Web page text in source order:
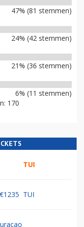
47% (81 stemmen)
24% (42 stemmen)
21% (36 stemmen)
6% (11 stemmen)
170
TUI
TUI